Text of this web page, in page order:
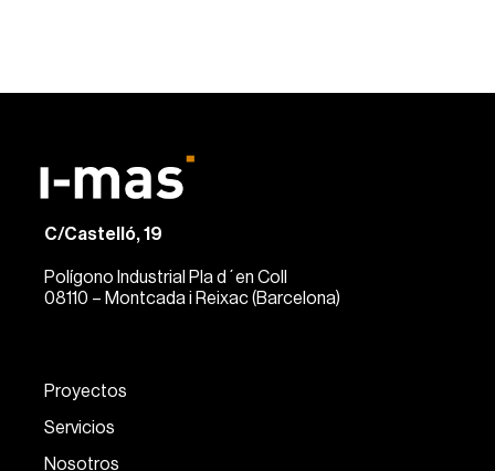
C/Castelló, 19
Polígono Industrial Pla d´en Coll
08110 – Montcada i Reixac (Barcelona)
Proyectos
Servicios
Nosotros